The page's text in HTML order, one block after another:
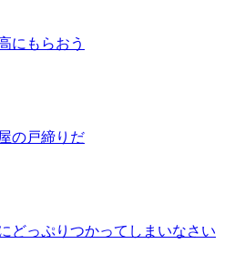
にもらおう
の戸締りだ
どっぷりつかってしまいなさい